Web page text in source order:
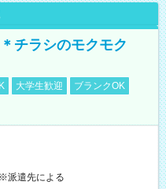
チラシのモクモク
大学生歓迎
ブランクOK
派遣先による